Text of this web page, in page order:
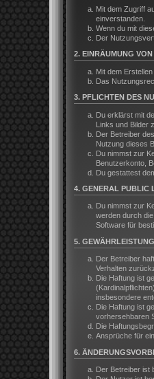
Mit dem Zugriff
einverstanden.
Wenn du mit
Der
2. EINRÄUMUNG
Mit dem
Das
3. PFLICHTEN DES
Du erklärst mit
Links und Bilder
Der Betreiber
Nutzung dieses
Du nimmst zur
Benutzerkonto,
Du gestattest
4. GENERAL PUBLIC
Du nimmst zur
werden durch
Software für
5. GEWÄHRLEISTUNG
Der Betreiber
Verhalten
Die Haftung ist
insbesondere
Die Haftung ist
vorhersehbaren
Die
Ansprüche für
6.
Der Betreiber ist